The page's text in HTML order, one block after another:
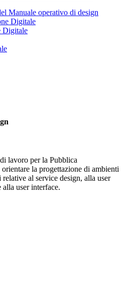
Manuale operativo di design
Digitale
lavoro per la Pubblica
la progettazione di ambienti
al service design, alla user
alla user interface.